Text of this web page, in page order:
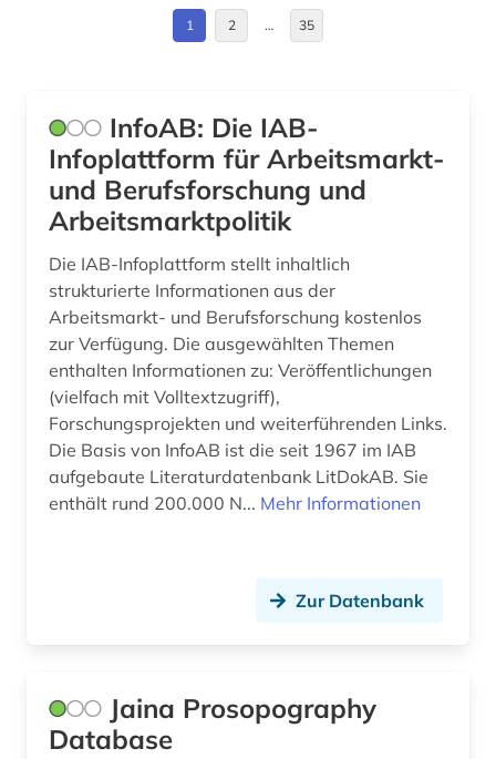
arabische staaten (1)
arbeit (10)
arbeiterbewegung (2)
arbeiterin (1)
arbeitnehmervertretung (1)
arbeitplatz (1)
arbeitsbedingungen (1)
arbeitsbedingungen und -politik (1)
arbeitsfeld (1)
arbeitsmarkt (6)
Deutschland (74)
Europa (32)
Finnland (1)
Frankreich (9)
GUS (4)
Griechenland (Altertum) (1)
Großbritannien (26)
Hamburg (1)
Irland (1)
Israel (1)
Jugoslawien (5)
Kanada (5)
Kroatien (5)
1 2 … 35
InfoAB: Die IAB-
Infoplattform für Arbeitsmarkt-
und Berufsforschung und
Arbeitsmarktpolitik
Die IAB-Infoplattform stellt inhaltlich
strukturierte Informationen aus der
Arbeitsmarkt- und Berufsforschung kostenlos
zur Verfügung. Die ausgewählten Themen
enthalten Informationen zu: Veröffentlichungen
(vielfach mit Volltextzugriff),
Forschungsprojekten und weiterführenden Links.
Die Basis von InfoAB ist die seit 1967 im IAB
aufgebaute Literaturdatenbank LitDokAB. Sie
enthält rund 200.000 N... Mehr Informationen
Zur Datenbank
Jaina Prosopography
Database